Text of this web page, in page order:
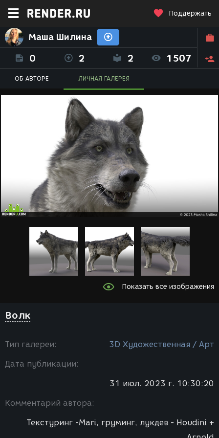
Поддержать
Маша Шилина
0 2 2 1507
ОБ АВТОРЕ ЛИЧНАЯ ГАЛЕРЕЯ
Показать все изображения
Волк
Тип галереи: 3D Художественная / Арт
Дата публикации:
31 июл. 2023 г. 10:30:20
Комментарий автора:
Текстуринг -Mari, груминг, лукдев - Houdini +